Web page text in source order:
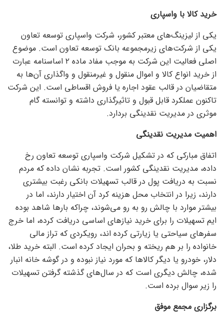
خرید کالا با واسپاری
یکی از لیزینگ‌های معتبر کشور، شرکت واسپاری توسعه تعاون
یکی از شرکت‌های زیرمجموعه بانک توسعه تعاون است. موضوع
اصلی فعالیت این شرکت به موجب مفاد ماده ۲ اساسنامه عبارت
از خرید انواع کالا و اموال منقول و غیرمنقول و واگذاری آن‌ها به
متقاضیان در قالب عقود اجاره یا فروش اقساطی است. این شرکت
تاکنون عملکرد قابل قبول و تاثیرگذاری داشته و توانسته گام
موثری در مدیریت نقدینگی بردارد.
اهمیت مدیریت نقدینگی
اتفاق مبارکی که در تشکیل شرکت واسپاری توسعه تعاون رخ
داده، مدیریت نقدینگی کشور است. تجربه نشان داده که مردم
نسبت به دریافت پول در قالب تسهیلات بانکی رغبت بیشتری
دارند، زیرا در انتخاب محل هزینه کرد آن اختیار دارند، اما در
بیشتر موارد با چالش رو به رو می‌شوند، چراکه بار‌ها شاهد بوده
ایم تسهیلات را برای خرید نیاز‌های اساسی دریافت کرده، اما خرج
سفر‌های سیاحتی یا زیارتی کرده اند، رویکردی که تراز مالی
خانواده را بر هم ریخته و بحران ایجاد کرده است. البته خرید طلا،
دلار، خودرو یا دیگر کالا‌ها که مورد نیاز نبوده و در گوشه خانه انبار
شده، چالش دیگری است که در سال‌های گذشته گرفتن تسهیلات
را زیر سوال برده است.
برگزاری مجمع موفق